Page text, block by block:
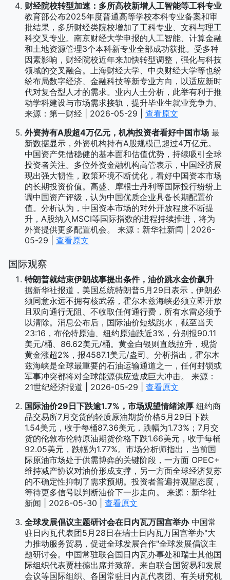
财经院校转型加速：多所高校新增人工智能等工科专业
教育部公布2025年度普通高等学校本科专业备案和审
批结果，多所财经类院校增加了工科专业、文科与理工
科交叉专业。南京财经大学申报的人工智能、计算金融
和土地资源管理3个本科新专业全部成功获批。受多种
因素影响，财经院校近年来加快转型调整，强化与科技
领域的交叉融合。上海财经大学、中央财经大学等也纷
纷布局数字经济、金融科技等新专业方向，以适应新时
代对复合型人才的需求。业内人士分析，此举有利于推
动学科建设与市场需求接轨，提升毕业生就业竞争力。
来源：第一财经 | 2026-05-29 | 查看原文
外资持有A股超4万亿元，机构投资者看好中国市场 最
新数据显示，外资机构持有A股规模已超过4万亿元。
中国资产凭借稳健的基本面和估值优势，持续吸引全球
投资者关注。多位外资金融机构高管表示，中国经济展
现出强大韧性，政策环境不断优化，看好中国资本市场
的长期投资价值。高盛、摩根士丹利等国际投行纷纷上
调中国资产评级，认为中国优质企业具备长期配置价
值。分析认为，中国资本市场的对外开放程度不断提
升，A股纳入MSCI等国际指数的进程持续推进，将为
外资提供更多配置机会。 来源：新华社新闻 | 2026-
05-29 | 查看原文
国际观察
特朗普就结束伊朗战事提出条件，油价跳水金价飙升
据新华社报道，美国总统特朗普5月29日表示，伊朗必
须同意永远不拥有核武器，霍尔木兹海峡必须立即开放
且双向通行无阻、不收取任何通行费，所有水雷必须予
以清除。消息公布后，国际油价短线跳水，截至当天
23:16，布伦特原油、纽约原油跌近3%，分别报90.11
美元/桶、86.62美元/桶。黄金白银则直线拉升，现货
黄金涨超2%，报4587.1美元/盎司。分析指出，霍尔木
兹海峡是全球最重要的石油运输通道之一，任何封锁或
军事冲突都将对全球能源供应造成巨大冲击。 来源：
21世纪经济报道 | 2026-05-29 | 查看原文
国际油价29日下跌逾1.7%，市场观望情绪浓厚 纽约商
品交易所7月交货的轻质原油期货价格5月29日下跌
1.54美元，收于每桶87.36美元，跌幅为1.73%；7月交
货的伦敦布伦特原油期货价格下跌1.66美元，收于每桶
92.05美元，跌幅为1.77%。市场分析师指出，当前国
际原油市场处于供需博弈的关键阶段，一方面 OPEC+
维持减产协议对油价形成支撑，另一方面全球经济复苏
的不确定性抑制了需求预期。投资者普遍持观望态度，
等待更多信号以判断油价下一步走向。 来源：新华社
新闻 | 2026-05-30 | 查看原文
全球发展倡议主题研讨会在日内瓦万国宫举办中国常
驻日内瓦代表团5月28日在瑞士日内瓦万国宫举办"大
力推动服务贸易，促进全球发展合作"全球发展倡议主
题研讨会。中国常驻联合国日内瓦办事处和瑞士其他国
际组织代表贾桂德出席并致辞。来自联合国贸易和发展
会议等国际组织、各国常驻日内瓦代表团、有关研究机